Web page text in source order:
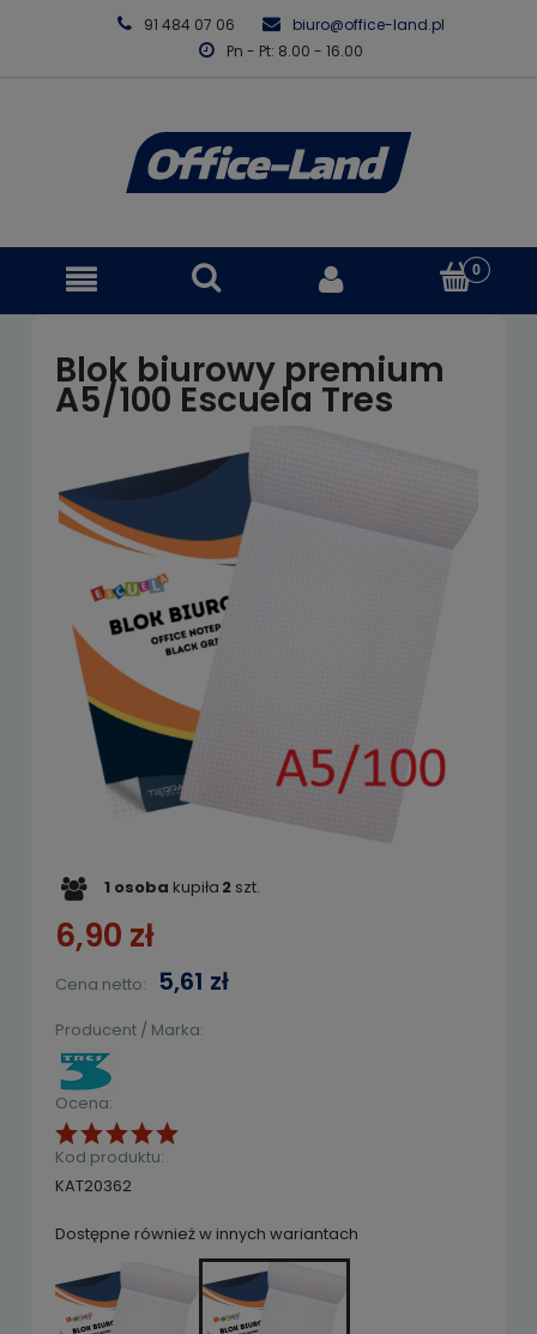
91 484 07 06
biuro@office-land.pl
Pn - Pt: 8.00 - 16.00
Blok biurowy premium
A5/100 Escuela Tres
1 osoba kupiła 2 szt.
6,90 zł
Cena netto: 5,61 zł
Ocena:
Producent / Marka:
Kod produktu:
KAT20362
Dostępne również w innych wariantach